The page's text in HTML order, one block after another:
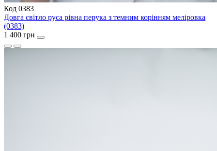
Код 0383
Довга світло руса рівна перука з темним корінням меліровка
(0383)
1 400 грн